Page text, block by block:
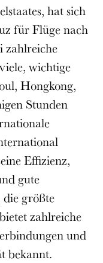
hat sich
für Flüge nach
zahlreiche
wichtige
Hongkong,
Stunden
Effizienz,
gute
größte
zahlreiche
und
bekannt.